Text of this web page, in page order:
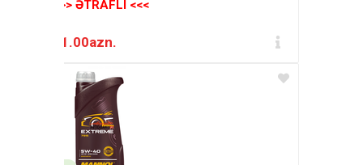
>>> ƏTRAFLI <<<
21.00azn.